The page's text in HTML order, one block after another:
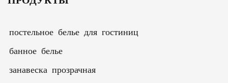
постельное белье для гостиниц
банное белье
занавеска прозрачная